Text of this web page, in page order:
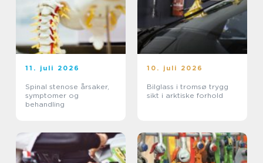
11. juli 2026
Spinal stenose årsaker,
symptomer og
behandling
10. juli 2026
Bilglass i tromsø trygg
sikt i arktiske forhold